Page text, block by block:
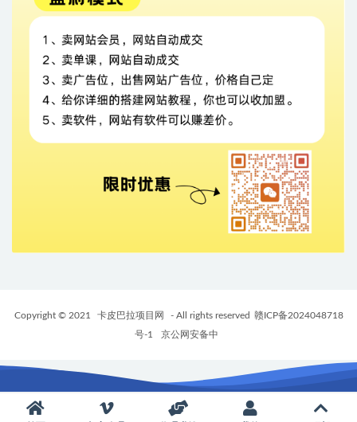
Copyright © 2021 卡皮巴拉项目网 - All rights reserved
赣ICP备2024048718
号-1
京公网安备中